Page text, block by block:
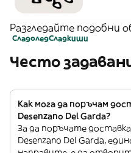
Разгледайте подобни
СладоледСладкиши
Често
Как мога да поръчам
Desenzano Del Garda?
За да поръчате
Desenzano Del Garda,